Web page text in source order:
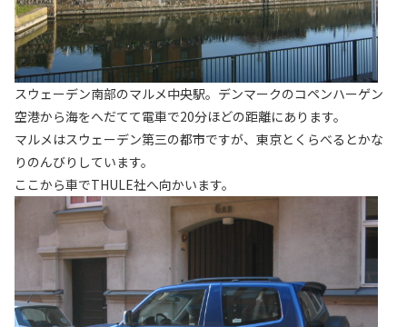
スウェーデン南部のマルメ中央駅。デンマークのコペンハーゲン
空港から海をへだてて電車で20分ほどの距離にあります。
マルメはスウェーデン第三の都市ですが、東京とくらべるとかな
りのんびりしています。
ここから車でTHULE社へ向かいます。